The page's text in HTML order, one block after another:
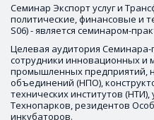
Семинар Экспорт услуг и
политические, финансовые и
S06) - является семинаром-
Целевая аудитория Семинара-
сотрудники инновационных и
промышленных предприятий,
объединений (НПО),
технических институтов
Технопарков, резидентов
инкубаторов.